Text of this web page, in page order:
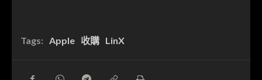
Tags: Apple 收購 LinX